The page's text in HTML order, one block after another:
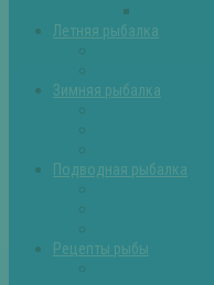
Летняя рыбалка
Зимняя рыбалка
Подводная рыбалка
Рецепты рыбы